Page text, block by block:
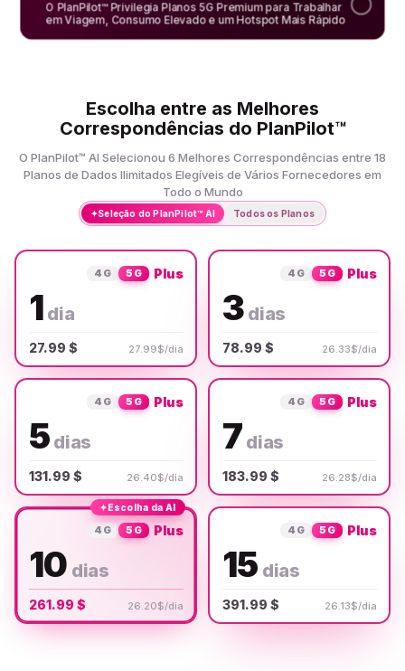
O PlanPilot™ Privilegia Planos 5G Premium para Trabalhar
em Viagem, Consumo Elevado e um Hotspot Mais Rápido
Escolha entre as Melhores
Correspondências do PlanPilot™
O PlanPilot™ AI Selecionou 6 Melhores Correspondências entre 18
Planos de Dados Ilimitados Elegíveis de Vários Fornecedores em
Todo o Mundo
✦Seleção do PlanPilot™ AI Todos os Planos
4G 5G Plus
1 dia
27.99 $ 27.99$/dia
4G 5G Plus
3 dias
78.99 $ 26.33$/dia
4G 5G Plus
5 dias
131.99 $ 26.40$/dia
4G 5G Plus
7 dias
183.99 $ 26.28$/dia
✦Escolha da AI
4G 5G Plus
10 dias
261.99 $ 26.20$/dia
4G 5G Plus
15 dias
391.99 $ 26.13$/dia